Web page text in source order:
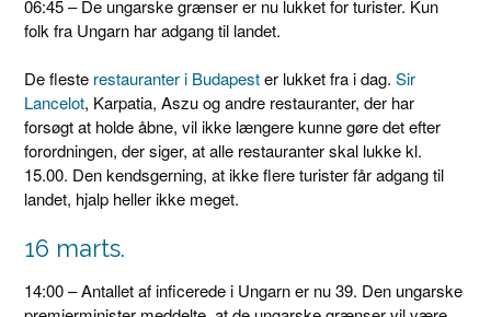
06:45 – De ungarske grænser er nu lukket for turister. Kun
folk fra Ungarn har adgang til landet.
De fleste restauranter i Budapester lukket fra i dag. Sir
Lancelot, Karpatia, Aszu og andre restauranter, der har
forsøgt at holde åbne, vil ikke længere kunne gøre det efter
forordningen, der siger, at alle restauranter skal lukke kl.
15.00. Den kendsgerning, at ikke flere turister får adgang til
landet, hjalp heller ikke meget.
16 marts.
14:00 – Antallet af inficerede i Ungarn er nu 39. Den ungarske